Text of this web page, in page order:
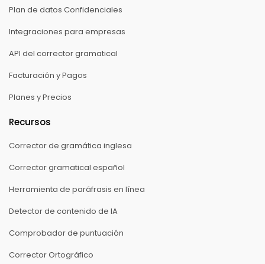
Plan de datos Confidenciales
Integraciones para empresas
API del corrector gramatical
Facturación y Pagos
Planes y Precios
Recursos
Corrector de gramática inglesa
Corrector gramatical español
Herramienta de paráfrasis en línea
Detector de contenido de IA
Comprobador de puntuación
Corrector Ortográfico